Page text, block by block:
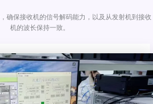
确保接收机的信号解码能力，以及从发射机到接收
机的波长保持一致。